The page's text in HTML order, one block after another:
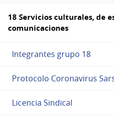
18 Servicios culturales, de
comunicaciones
Integrantes grupo 18
Protocolo Coronavirus
Licencia Sindical